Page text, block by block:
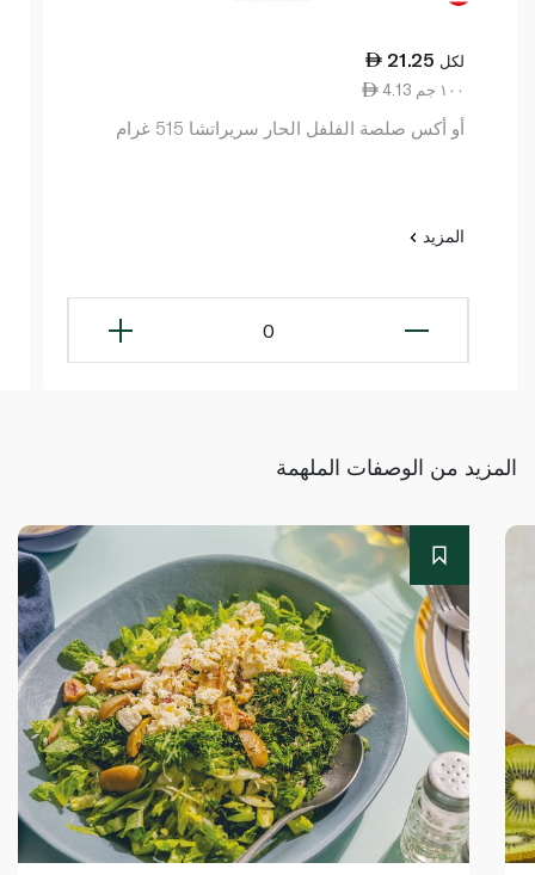
21.25 لكل
4.13 ١٠٠ جم
أو أكس صلصة الفلفل الحار سريراتشا 515 غرام
المزيد
0
المزيد من الوصفات الملهمة